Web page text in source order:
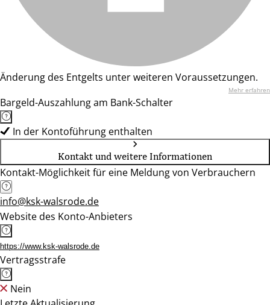
Änderung des Entgelts unter weiteren Voraussetzungen.
Mehr erfahren
Bargeld-Auszahlung am Bank-Schalter
In der Kontoführung enthalten
Kontakt und weitere Informationen
Kontakt-Möglichkeit für eine Meldung von Verbrauchern
info@ksk-walsrode.de
Website des Konto-Anbieters
https://www.ksk-walsrode.de
Vertragsstrafe
Nein